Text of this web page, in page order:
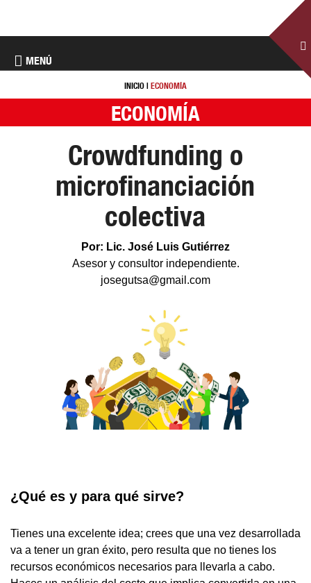
MENÚ
INICIO | ECONOMÍA
ECONOMÍA
Crowdfunding o
microfinanciación
colectiva
Por: Lic. José Luis Gutiérrez
Asesor y consultor independiente.
josegutsa@gmail.com
¿Qué es y para qué sirve?
Tienes una excelente idea; crees que una vez desarrollada
va a tener un gran éxito, pero resulta que no tienes los
recursos económicos necesarios para llevarla a cabo.